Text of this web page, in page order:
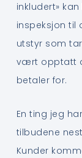
inkludert»
inspeksjon til
utstyr som
vært opptatt
betaler for.
En ting jeg
tilbudene
Kunder